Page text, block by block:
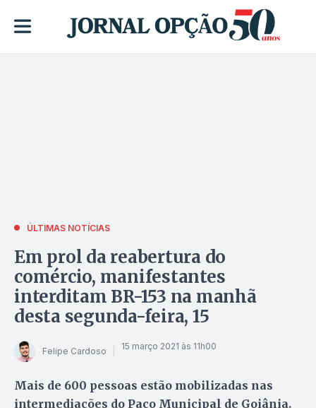
ÚLTIMAS NOTÍCIAS
Em prol da reabertura do
comércio, manifestantes
interditam BR-153 na manhã
desta segunda-feira, 15
Felipe Cardoso 15 março 2021 às 11h00
Mais de 600 pessoas estão mobilizadas nas
intermediações do Paço Municipal de Goiânia.